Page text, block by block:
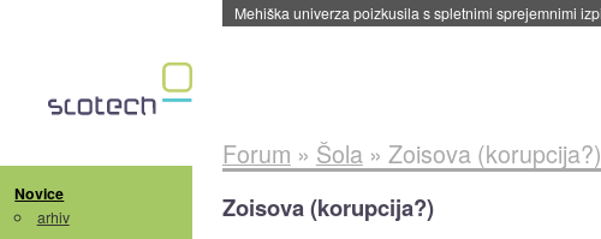
Novice
arhiv
Forum » Šola» Zoisova (korupcija?)
Zoisova (korupcija?)